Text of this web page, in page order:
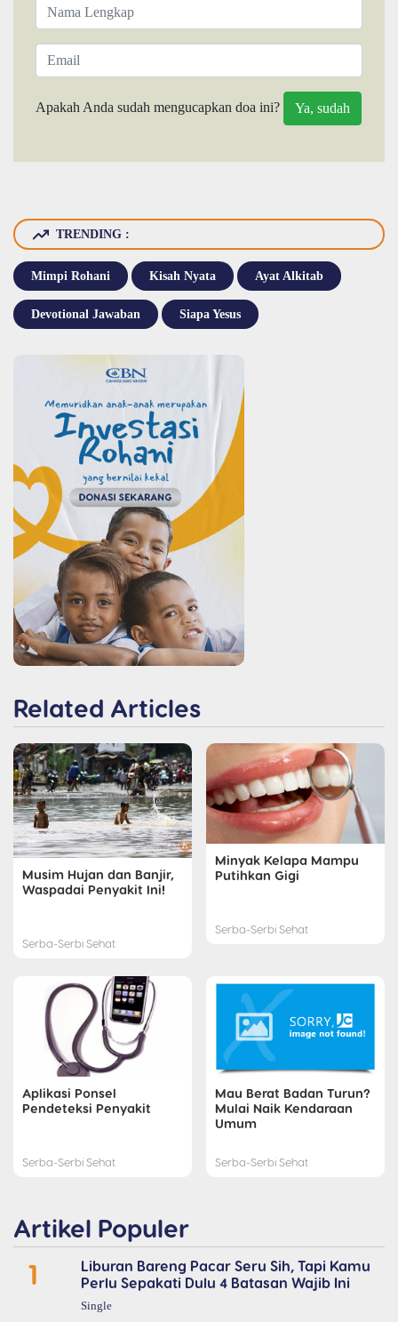
Apakah Anda sudah mengucapkan doa ini?
TRENDING :
Mimpi Rohani Kisah Nyata Ayat Alkitab
Devotional Jawaban Siapa Yesus
Related Articles
Musim Hujan dan Banjir,
Waspadai Penyakit Ini!
Serba-Serbi Sehat
Minyak Kelapa Mampu
Putihkan Gigi
Serba-Serbi Sehat
Aplikasi Ponsel
Pendeteksi Penyakit
Serba-Serbi Sehat
Mau Berat Badan Turun?
Mulai Naik Kendaraan
Umum
Serba-Serbi Sehat
Artikel Populer
1
Liburan Bareng Pacar Seru Sih, Tapi Kamu
Perlu Sepakati Dulu 4 Batasan Wajib Ini
Single